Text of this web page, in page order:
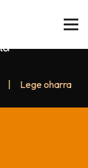
Lege oharra